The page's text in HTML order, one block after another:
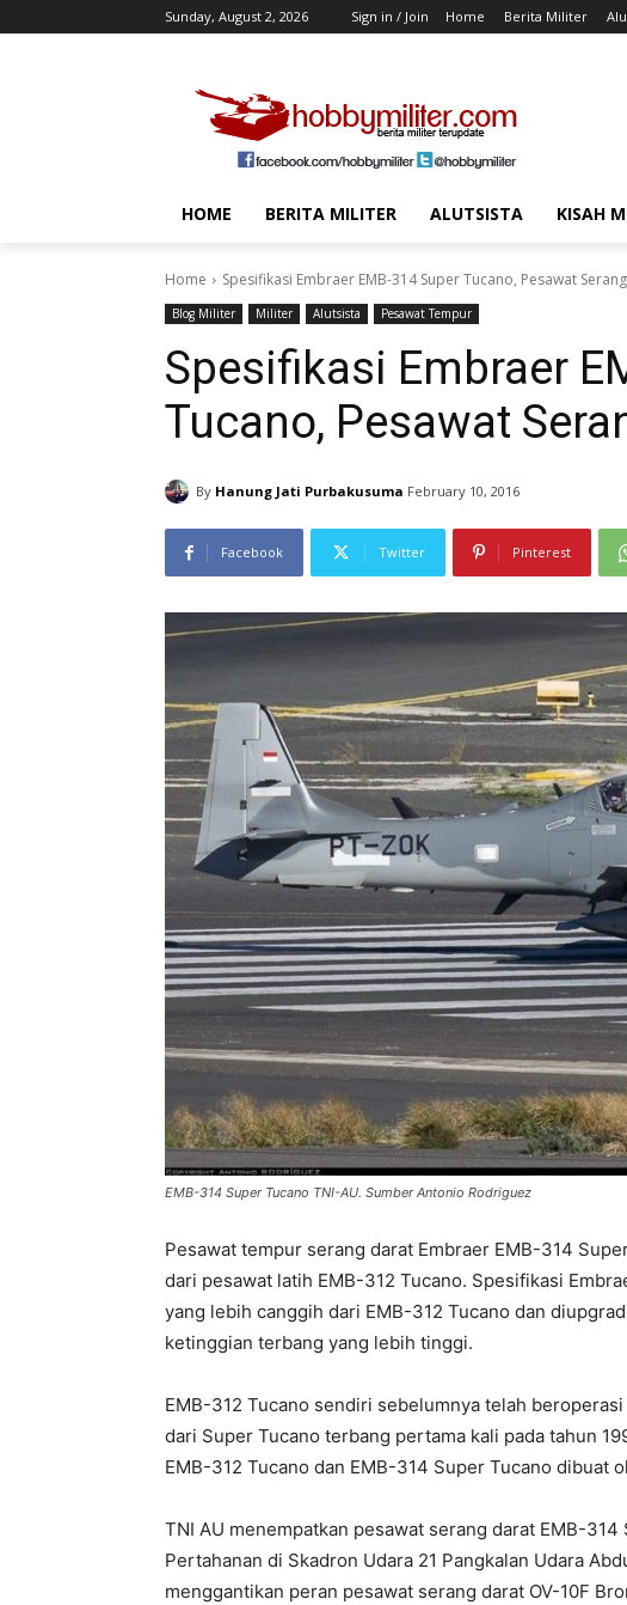
Sunday, August 2, 2026 Sign in / Join Home Berita Militer
HOME BERITA MILITER ALUTSISTA KISAH
Home Spesifikasi Embraer EMB-314 Super Tucano, Pesawat
Blog Militer Militer Alutsista Pesawat Tempur
Spesifikasi Embraer
Tucano, Pesawat
By Hanung Jati Purbakusuma February 10, 2016
Facebook Twitter Pinterest
EMB-314 Super Tucano TNI-AU. Sumber Antonio Rodriguez
Pesawat tempur serang darat Embraer EMB-314
dari pesawat latih EMB-312 Tucano. Spesifikasi
yang lebih canggih dari EMB-312 Tucano dan
ketinggian terbang yang lebih tinggi.
EMB-312 Tucano sendiri sebelumnya telah
dari Super Tucano terbang pertama kali pada tahun
EMB-312 Tucano dan EMB-314 Super Tucano dibuat
TNI AU menempatkan pesawat serang darat EMB-
Pertahanan di Skadron Udara 21 Pangkalan Udara
menggantikan peran pesawat serang darat OV-10F